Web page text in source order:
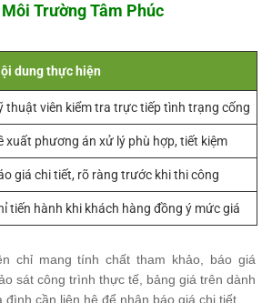
Môi Trường Tâm Phúc
dung thực hiện
thuật viên kiểm tra trực tiếp tình trạng cống
xuất phương án xử lý phù hợp, tiết kiệm
giá chi tiết, rõ ràng trước khi thi công
tiến hành khi khách hàng đồng ý mức giá
chỉ mang tính chất tham khảo, báo giá
sát công trình thực tế, bảng giá trên dành
đình cần liên hệ để nhận báo giá chi tiết.